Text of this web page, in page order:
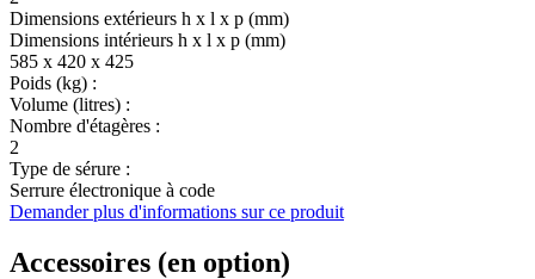
Dimensions extérieurs h x l x p (mm)
Dimensions intérieurs h x l x p (mm)
585 x 420 x 425
Poids (kg) :
Volume (litres) :
Nombre d'étagères :
2
Type de sérure :
Serrure électronique à code
Demander plus d'informations sur ce produit
Accessoires (en option)